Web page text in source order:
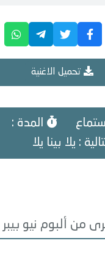
تحميل الاغنية
المدة :
: يلا بينا يلا
من ألبوم نيو بيبر